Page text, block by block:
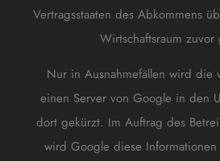
Vertragsstaaten des Abkommens
Wirtschaftsraum zuvor
Nur in Ausnahmefällen wird die
einen Server von Google in den
dort gekürzt. Im Auftrag des
wird Google diese